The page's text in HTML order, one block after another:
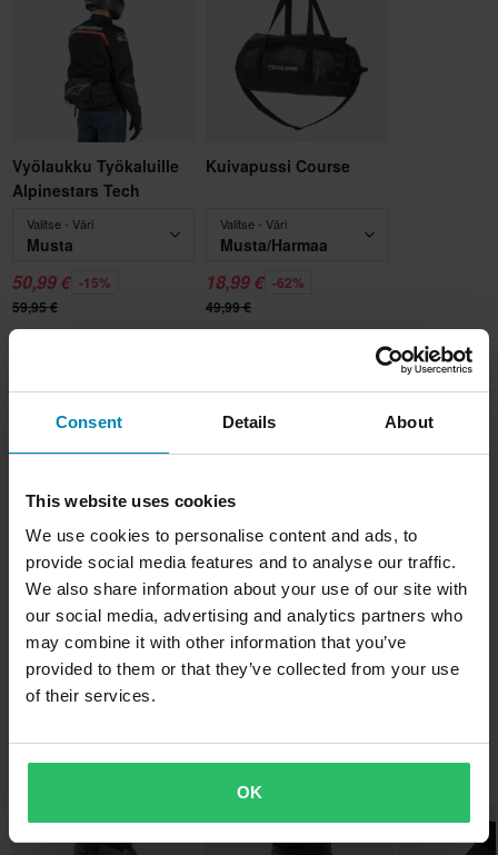
Consent Details About
This website uses cookies
We use cookies to personalise content and ads, to
provide social media features and to analyse our traffic.
We also share information about your use of our site with
our social media, advertising and analytics partners who
may combine it with other information that you’ve
provided to them or that they’ve collected from your use
of their services.
OK
Vyölaukku Työkaluille
Alpinestars Tech
Valitse - Väri
Musta
50,99 € -15%
59,95 €
Kuivapussi Course
Valitse - Väri
Musta/Harmaa
18,99 € -62%
49,99 €
Kun tuotesuunnittelijat eivät noudata normeja, voi tapahtua
todellisia innovaatioita Upouudet Black Label Invisible -hanskat
tarjoavat juuri sitä, mitä maastokuskit tarvitsevat, eivätkä mitään
ylimääräistä. Nauhaton kiinnityshihna varmistaa hyvän
istuvuuden, kun taas italialainen nailonkangas ja harkittu 3-
paneelinen minimaalinen muotoilu tarjoavat hanskat, jotka
liikkuvat helposti ja antavat erinomaisen tuntuman pyörään.
• Yksikerroksinen Clarino®-kämmen strategisesti sijoitetuilla
• Slip-on-ranneke tarranauhalla ja joustavalla rannehihnalla
Tuotetiedot
Materiaali
Tuotteen käyttäjä
Aikuinen
Koko-opas
Toimitus ja palautus
Nopeat toimitukset
Teemme aina parhaamme varmistaaksemme, että vastaanotat
Alin hintatakuu
Tuotemerkistä
24 vuotta progressiivista kapinaa. Mikään muu tuotemerkki ei ole
yhdistänyt kulttuuria ja käsityötä kuten Shift. Innovaatio ja
tuotteistaan, joita on tarjonnut kuskeille yli kahden
Huippuhinta! Huippuhinta!